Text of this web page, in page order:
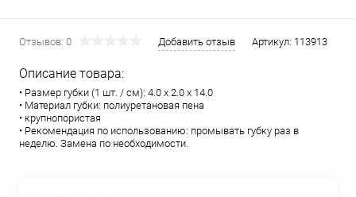
Отзывов: 0 Добавить отзыв Артикул: 113913
Описание товара:
• Размер губки (1 шт. / см): 4.0 х 2.0 х 14.0
• Материал губки: полиуретановая пена
• крупнопористая
• Рекомендация по использованию: промывать губку раз в
неделю. Замена по необходимости.